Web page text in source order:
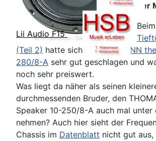
Lii Audio F15
der
Beim
(Teil 2) hatte sich derTHOMANN
280/8-A sehr gut geschlagen und
noch sehr preiswert.
Was liegt da näher als seinen
durchmessenden Bruder, den
Speaker 10-250/8-A auch mal unter
nehmen? Auch hier sieht der
Chassis im Datenblatt nicht gut aus,